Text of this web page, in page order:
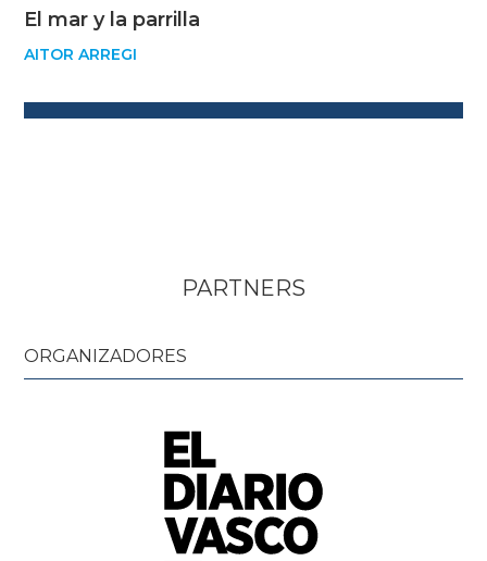
El mar y la parrilla
AITOR ARREGI
PARTNERS
ORGANIZADORES